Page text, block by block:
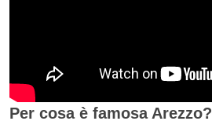
Per cosa è famosa Arezzo?